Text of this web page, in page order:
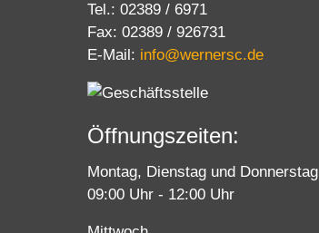
Tel.: 02389 / 6971
Fax: 02389 / 926731
E-Mail: info@wernersc.de
Öffnungszeiten:
Montag, Dienstag und Donnerstag
09:00 Uhr - 12:00 Uhr